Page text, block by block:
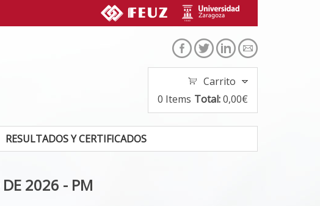
Carrito
0 Items Total:0,00€
RESULTADOS Y CERTIFICADOS
DE 2026 - PM